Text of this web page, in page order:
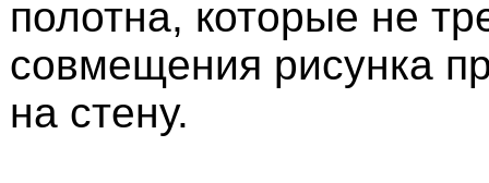
полотна, которые не
совмещения рисунка
на стену.